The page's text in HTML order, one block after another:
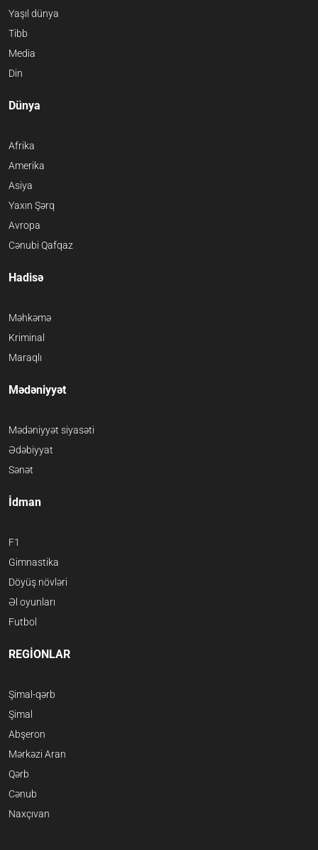
Yaşıl dünya
Tibb
Media
Din
Dünya
Afrika
Amerika
Asiya
Yaxın Şərq
Avropa
Cənubi Qafqaz
Hadisə
Məhkəmə
Kriminal
Maraqlı
Mədəniyyət
Mədəniyyət siyasəti
Ədəbiyyat
Sənət
İdman
F1
Gimnastika
Döyüş növləri
Əl oyunları
Futbol
REGİONLAR
Şimal-qərb
Şimal
Abşeron
Mərkəzi Aran
Qərb
Cənub
Naxçıvan